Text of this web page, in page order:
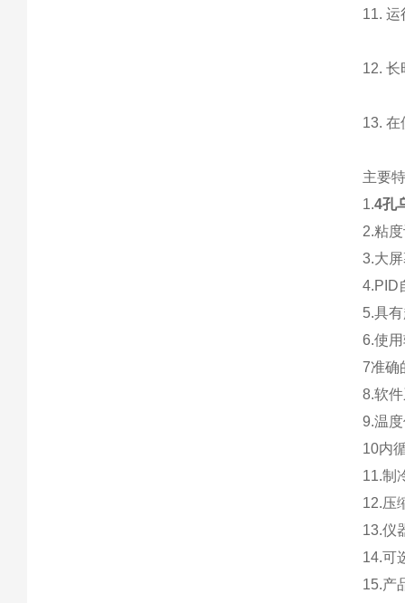
11.
12.
13. 在
主要
1.4孔
2.粘
3.大
4.PID
5.具
6.使
7准确
8.软
9.温
10内
11.制
12.压
13.仪
14.可
15.产